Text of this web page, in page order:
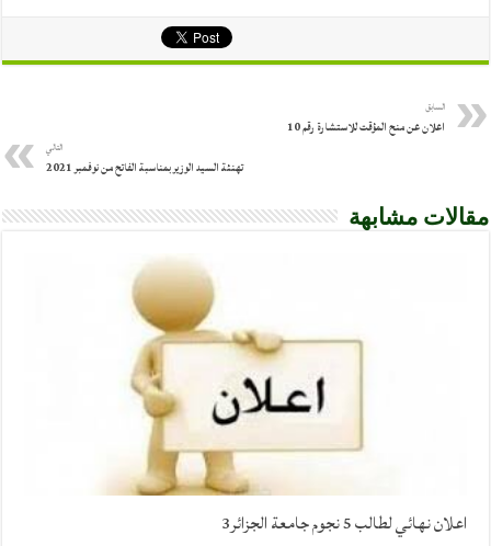
السابق
اعلان عن منح المؤقت للاستشارة رقم 10
التالي
تهنئة السيد الوزير بمناسبة الفاتح من نوفمبر 2021
مقالات مشابهة
اعلان نهائي لطالب 5 نجوم جامعة الجزائر3